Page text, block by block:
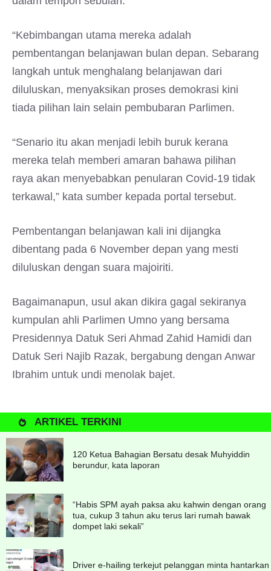
“Kebimbangan utama mereka adalah
pembentangan belanjawan bulan depan. Sebarang
langkah untuk menghalang belanjawan dari
diluluskan, menyaksikan proses demokrasi kini
tiada pilihan lain selain pembubaran Parlimen.
“Senario itu akan menjadi lebih buruk kerana
mereka telah memberi amaran bahawa pilihan
raya akan menyebabkan penularan Covid-19 tidak
terkawal,” kata sumber kepada portal tersebut.
Pembentangan belanjawan kali ini dijangka
dibentang pada 6 November depan yang mesti
diluluskan dengan suara majoiriti.
Bagaimanapun, usul akan dikira gagal sekiranya
kumpulan ahli Parlimen Umno yang bersama
Presidennya Datuk Seri Ahmad Zahid Hamidi dan
Datuk Seri Najib Razak, bergabung dengan Anwar
Ibrahim untuk undi menolak bajet.
ARTIKEL TERKINI
120 Ketua Bahagian Bersatu desak Muhyiddin
berundur, kata laporan
“Habis SPM ayah paksa aku kahwin dengan orang
tua, cukup 3 tahun aku terus lari rumah bawak
dompet laki sekali”
Driver e-hailing terkejut pelanggan minta hantarkan